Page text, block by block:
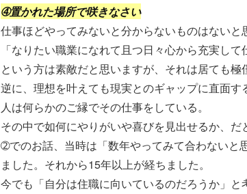
➃置かれた場所で咲きなさい
仕事ほどやってみないと分からないものはないと
「なりたい職業になれて且つ日々心から充実して
という方は素敵だと思いますが、それは居ても極
逆に、理想を叶えても現実とのギャップに直面
人は何らかのご縁でその仕事をしている。
その中で如何にやりがいや喜びを見出せるか、だ
➁でのお話、当時は「数年やってみて合わないと
ました。それから15年以上が経ちました。
今でも「自分は住職に向いているのだろうか」と